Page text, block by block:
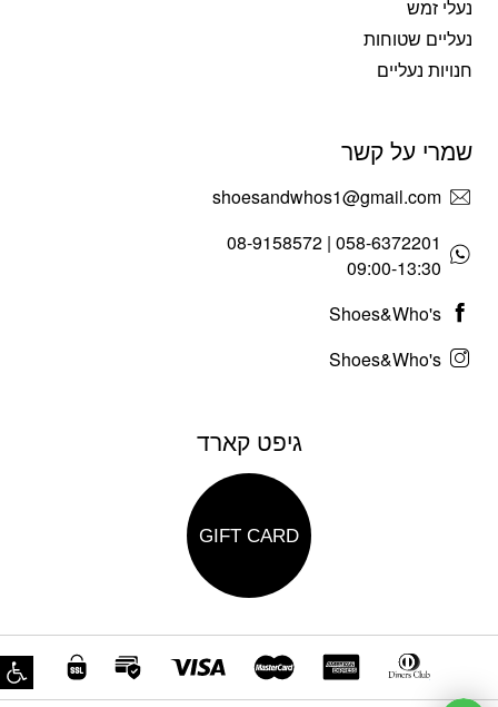
נעלי זמש
נעליים שטוחות
חנויות נעליים
שמרי על קשר
shoesandwhos1@gmail.com
058-6372201 | 08-9158572
09:00-13:30
Shoes&Who's
Shoes&Who's
גיפט קארד
GIFT CARD